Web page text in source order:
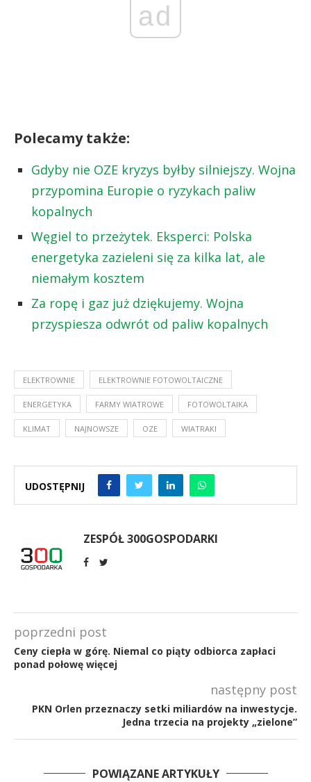
ad
Polecamy także:
Gdyby nie OZE kryzys byłby silniejszy. Wojna
przypomina Europie o ryzykach paliw
kopalnych
Węgiel to przeżytek. Eksperci: Polska
energetyka zazieleni się za kilka lat, ale
niemałym kosztem
Za ropę i gaz już dziękujemy. Wojna
przyspiesza odwrót od paliw kopalnych
ELEKTROWNIE ELEKTROWNIE FOTOWOLTAICZNE
ENERGETYKA FARMY WIATROWE FOTOWOLTAIKA
KLIMAT NAJNOWSZE OZE WIATRAKI
UDOSTĘPNIJ
ZESPÓŁ 300GOSPODARKI
poprzedni post
Ceny ciepła w górę. Niemal co piąty odbiorca zapłaci
ponad połowę więcej
następny post
PKN Orlen przeznaczy setki miliardów na inwestycje.
Jedna trzecia na projekty „zielone”
POWIĄZANE ARTYKUŁY